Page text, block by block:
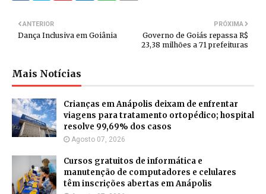
PRÓXIMA
Governo de Goiás repassa R$
23,38 milhões a 71 prefeituras
ANTERIOR
Dança Inclusiva em Goiânia
Mais Notícias
Crianças em Anápolis deixam de enfrentar
viagens para tratamento ortopédico; hospital
resolve 99,69% dos casos
Agosto 07, 2026
Cursos gratuitos de informática e
manutenção de computadores e celulares
têm inscrições abertas em Anápolis